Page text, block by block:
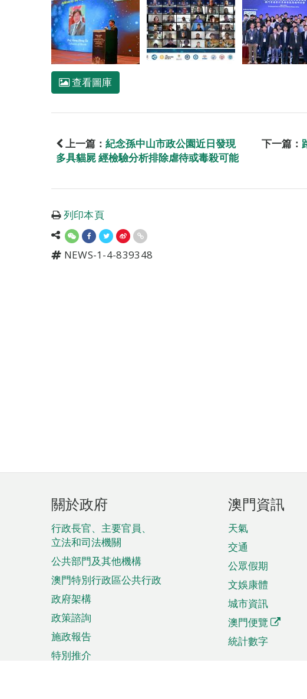
查看圖庫
上一篇： 紀念孫中山市政公園近日發現
多具貓屍 經檢驗分析排除虐待或毒殺可能
下一篇：
列印本頁
NEWS-1-4-839348
頁
腳
菜
單
關於政府
行政長官、主要官員、
立法和司法機關
公共部門及其他機構
澳門特別行政區公共行政
政府架構
政策諮詢
施政報告
特別推介
澳門資訊
天氣
交通
公眾假期
文娛康體
城市資訊
澳門便覽
統計數字